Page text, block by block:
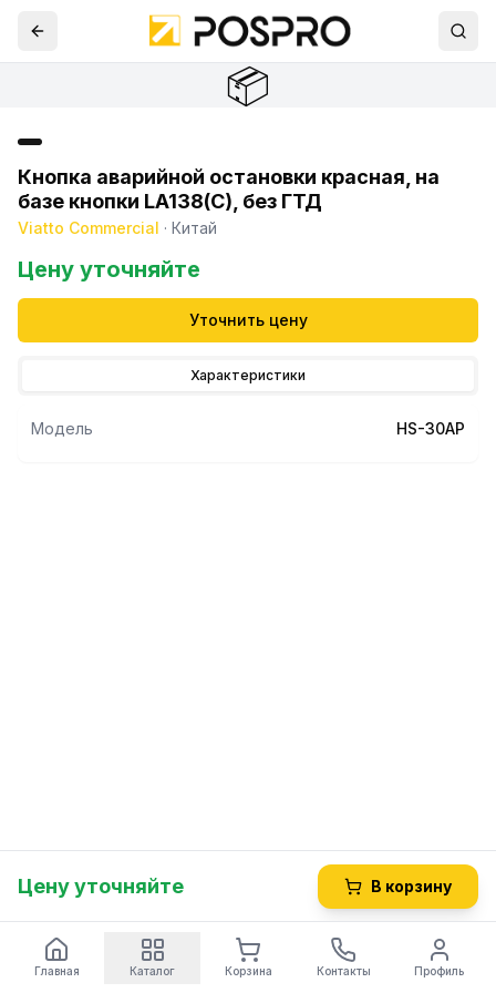
📦
Кнопка аварийной остановки красная, на
базе кнопки LA138(C), без ГТД
Viatto Commercial · Китай
Цену уточняйте
Уточнить цену
Характеристики
Модель HS-30AP
Цену уточняйте В корзину
Главная Каталог Корзина Контакты Профиль